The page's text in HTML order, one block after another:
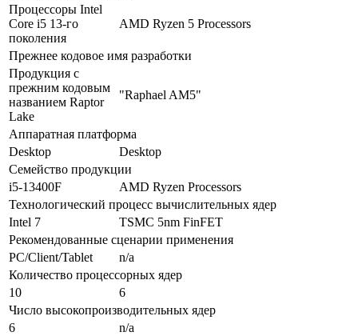
Процессоры Intel
Core i5 13-го
поколения
AMD Ryzen 5 Processors
Прежнее кодовое имя разработки
Продукция с
прежним кодовым
названием Raptor
Lake
"Raphael AM5"
Аппаратная платформа
Desktop
Desktop
Семейство продукции
i5-13400F
AMD Ryzen Processors
Технологический процесс вычислительных ядер
Intel 7
TSMC 5nm FinFET
Рекомендованные сценарии применения
PC/Client/Tablet
n/a
Количество процессорных ядер
10
6
Число высокопроизводительных ядер
6
n/a